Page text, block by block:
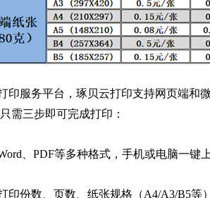
印服务平台，琢贝云打印支持网页端和
需三步即可完成打印：
、PDF等多种格式，手机或电脑一键
印份数、页数、纸张规格（A4/A3/B5等